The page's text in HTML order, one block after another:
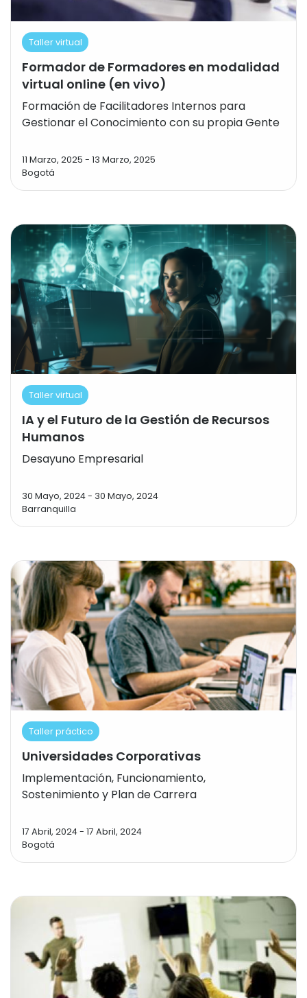
Taller virtual
Formador de Formadores en modalidad
virtual online (en vivo)
Formación de Facilitadores Internos para
Gestionar el Conocimiento con su propia Gente
11 Marzo, 2025 - 13 Marzo, 2025
Bogotá
Taller virtual
IA y el Futuro de la Gestión de Recursos
Humanos
Desayuno Empresarial
30 Mayo, 2024- 30 Mayo, 2024
Barranquilla
Taller práctico
Universidades Corporativas
Implementación, Funcionamiento,
Sostenimiento y Plan de Carrera
17 Abril, 2024- 17 Abril, 2024
Bogotá